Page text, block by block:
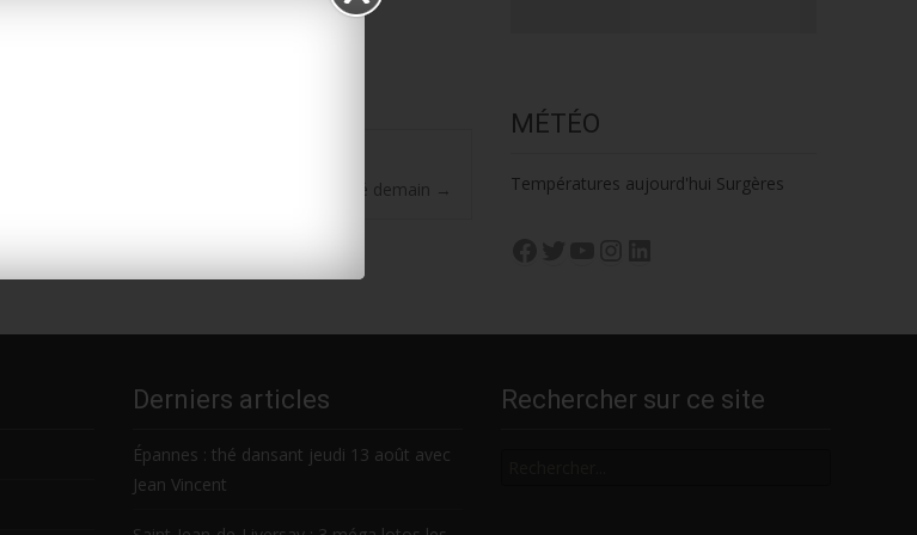
17 juin, avec Hélène FM
Saintes, Mgr Georges Colomb, sera ordonné demain →
MÉTÉO
Températures aujourd'hui Surgères
Derniers articles
Épannes : thé dansant jeudi 13 août avec
Jean Vincent
Rechercher sur ce site